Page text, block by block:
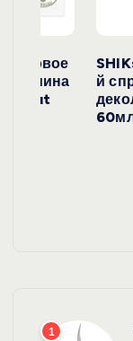
жасмина
й
1